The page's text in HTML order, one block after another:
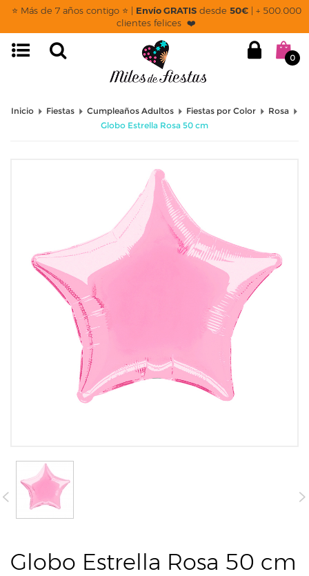
⭐ Más de 7 años contigo ⭐ | Envío GRATISdesde 50€| + 500.000
clientes felices ❤️
0
Inicio Fiestas Cumpleaños Adultos Fiestas por Color
Rosa
Globo Estrella Rosa 50 cm
Globo Estrella Rosa 50 cm